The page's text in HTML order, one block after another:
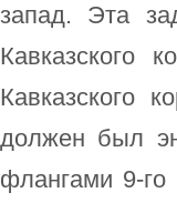
запад. Эта
Кавказского
Кавказского
должен был
флангами 9-го